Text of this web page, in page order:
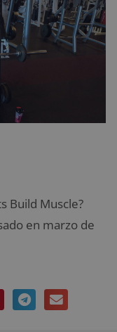
Build Muscle?
en marzo de